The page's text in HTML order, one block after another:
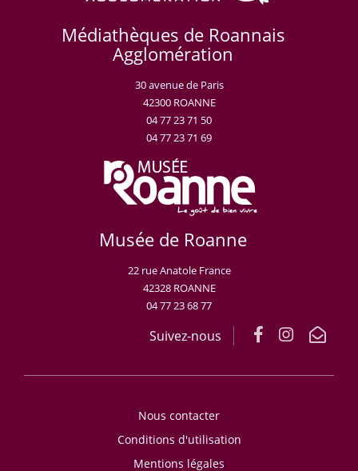
Médiathèques de Roannais
Agglomération
30 avenue de Paris
42300 ROANNE
04 77 23 71 50
04 77 23 71 69
Musée de Roanne
22 rue Anatole France
42328 ROANNE
04 77 23 68 77
Suivez-nous
Nous contacter
Conditions d'utilisation
Mentions légales